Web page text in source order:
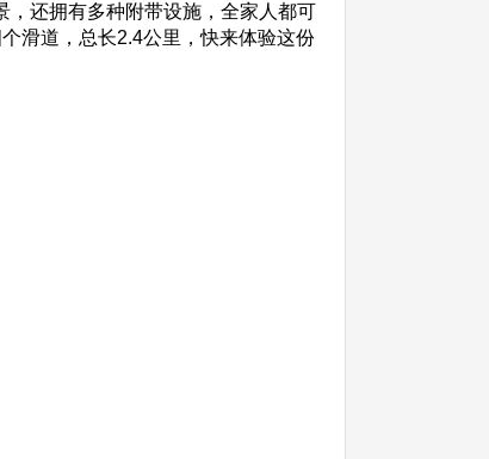
，还拥有多种附带设施，全家人都可
滑道，总长2.4公里，快来体验这份